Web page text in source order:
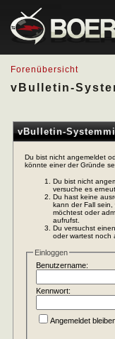
Forenübersicht
vBulletin-
vBulletin-
Du bist nicht angemeldet
könnte einer der Gründe
Du bist nicht
versuche es erneut.
Du hast keine
kann der Fall
möchtest oder
aufrufst.
Du versuchst
oder wartest noch
Einloggen
Benutzername:
Kennwort:
Angemeldet